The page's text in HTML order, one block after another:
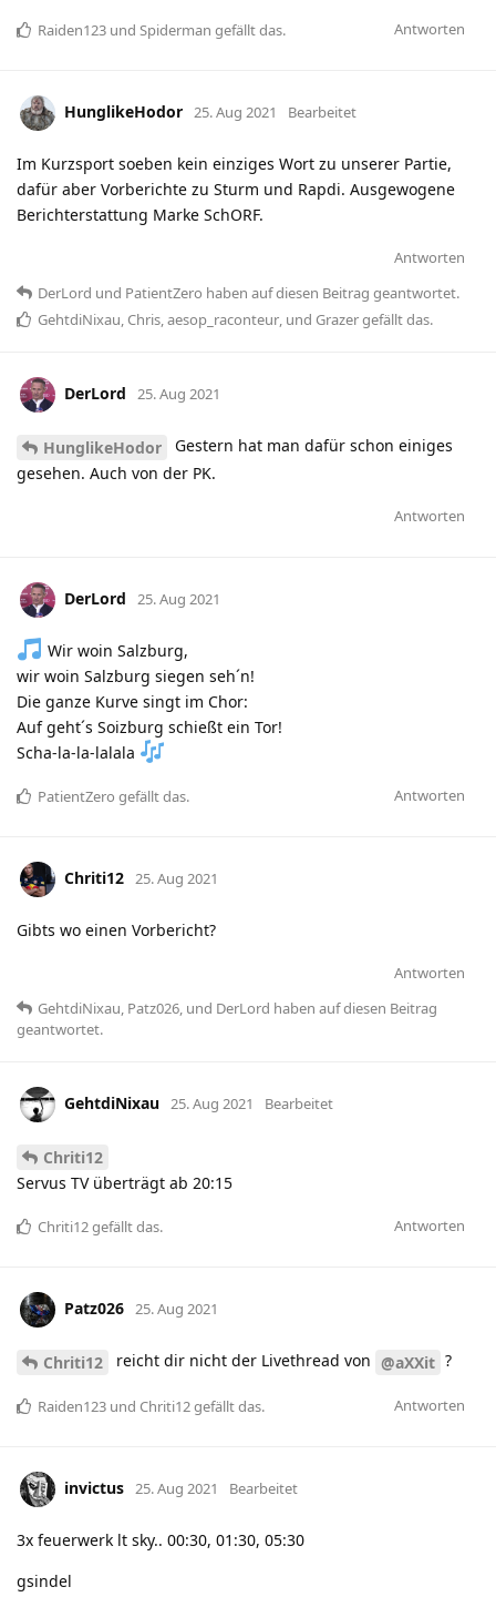
Antworten
Raiden123 und Spiderman gefällt das.
HunglikeHodor 25. Aug 2021 Bearbeitet
Im Kurzsport soeben kein einziges Wort zu unserer Partie,
dafür aber Vorberichte zu Sturm und Rapdi. Ausgewogene
Berichterstattung Marke SchORF.
Antworten
DerLord und PatientZero haben auf diesen Beitrag geantwortet.
GehtdiNixau, Chris,aesop_raconteur, und Grazergefällt das.
DerLord 25. Aug 2021
HunglikeHodor
Gestern hat man dafür schon einiges
gesehen. Auch von der PK.
Antworten
DerLord 25. Aug 2021
Wir woin Salzburg,
wir woin Salzburg siegen seh´n!
Die ganze Kurve singt im Chor:
Auf geht´s Soizburg schießt ein Tor!
Scha-la-la-lalala
Antworten
PatientZero gefällt das.
Chriti12 25. Aug 2021
Gibts wo einen Vorbericht?
Antworten
GehtdiNixau, Patz026, und DerLord haben auf diesen Beitrag
geantwortet.
GehtdiNixau 25. Aug 2021 Bearbeitet
Chriti12
Servus TV überträgt ab 20:15
Antworten
Chriti12gefällt das.
Patz026 25. Aug 2021
Chriti12 reicht dir nicht der Livethread von @aXXit ?
Antworten
Raiden123 und Chriti12gefällt das.
invictus 25. Aug 2021 Bearbeitet
3x feuerwerk lt sky.. 00:30, 01:30, 05:30
gsindel